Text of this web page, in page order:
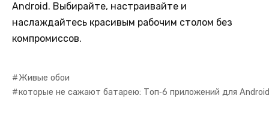
Android. Выбирайте, настраивайте и
наслаждайтесь красивым рабочим столом без
компромиссов.
Живые обои
которые не сажают батарею: Топ‑6 приложений для